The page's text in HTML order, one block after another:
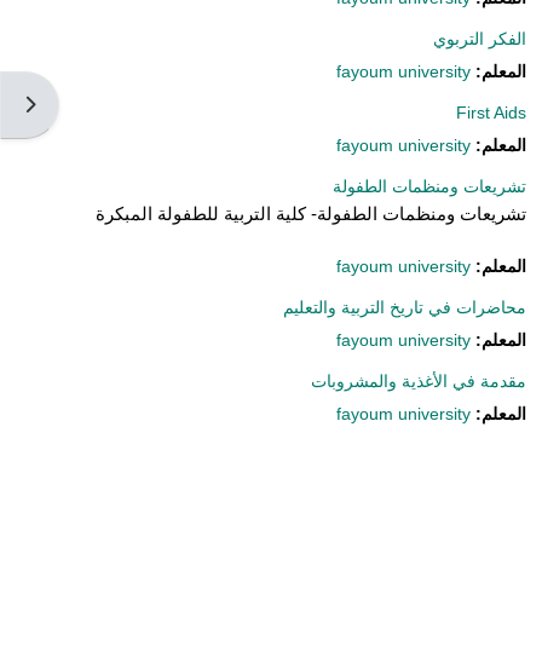
فتح
الفكر التربوي
المعلم: fayoum university
First Aids
المعلم: fayoum university
تشريعات ومنظمات الطفولة
تشريعات ومنظمات الطفولة- كلية التربية للطفولة المبكرة
المعلم: fayoum university
محاضرات في تاريخ التربية والتعليم
المعلم: fayoum university
مقدمة في الأغذية والمشروبات
المعلم: fayoum university